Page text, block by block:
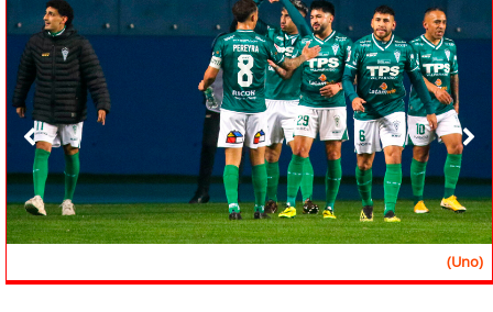
Tecnología
Sostenibilidad
soychile
soyarica
soyiquique
(Uno)